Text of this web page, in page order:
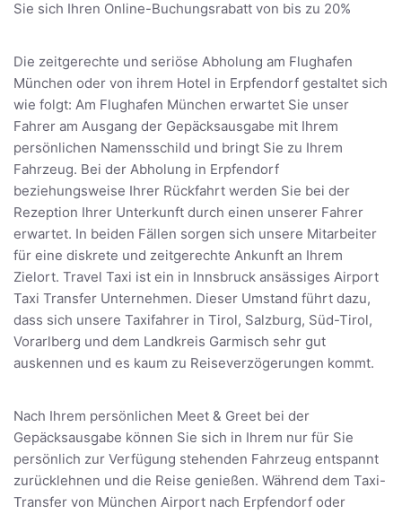
Sie sich Ihren Online-Buchungsrabatt von bis zu 20%
Die zeitgerechte und seriöse Abholung am Flughafen
München oder von ihrem Hotel in Erpfendorf gestaltet sich
wie folgt: Am Flughafen München erwartet Sie unser
Fahrer am Ausgang der Gepäcksausgabe mit Ihrem
persönlichen Namensschild und bringt Sie zu Ihrem
Fahrzeug. Bei der Abholung in Erpfendorf
beziehungsweise Ihrer Rückfahrt werden Sie bei der
Rezeption Ihrer Unterkunft durch einen unserer Fahrer
erwartet. In beiden Fällen sorgen sich unsere Mitarbeiter
für eine diskrete und zeitgerechte Ankunft an Ihrem
Zielort. Travel Taxi ist ein in Innsbruck ansässiges Airport
Taxi Transfer Unternehmen. Dieser Umstand führt dazu,
dass sich unsere Taxifahrer in Tirol, Salzburg, Süd-Tirol,
Vorarlberg und dem Landkreis Garmisch sehr gut
auskennen und es kaum zu Reiseverzögerungen kommt.
Nach Ihrem persönlichen Meet & Greet bei der
Gepäcksausgabe können Sie sich in Ihrem nur für Sie
persönlich zur Verfügung stehenden Fahrzeug entspannt
zurücklehnen und die Reise genießen. Während dem Taxi-
Transfer von München Airport nach Erpfendorf oder